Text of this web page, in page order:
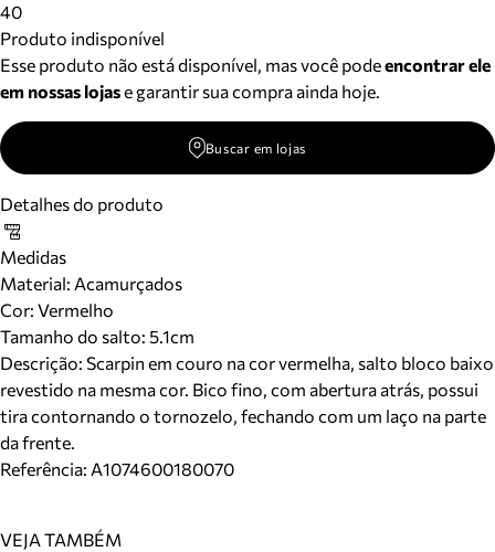
40
Produto indisponível
Esse produto não está disponível, mas você podeencontrar ele
em nossas lojase garantir sua compra ainda hoje.
Buscar em lojas
Detalhes do produto
Medidas
Material: Acamurçados
Cor: Vermelho
Tamanho do salto: 5.1cm
Descrição: Scarpin em couro na cor vermelha, salto bloco baixo
revestido na mesma cor. Bico fino, com abertura atrás, possui
tira contornando o tornozelo, fechando com um laço na parte
da frente.
Referência: A1074600180070
VEJA TAMBÉM